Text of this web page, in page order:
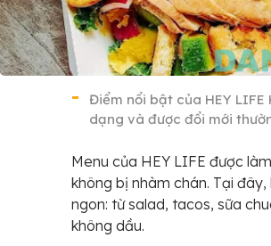
Điểm nổi bật của HEY
dạng và được đổi mới
Menu của HEY LIFE được
không bị nhàm chán. Tại
ngon: từ salad, tacos, sữa
không dầu.